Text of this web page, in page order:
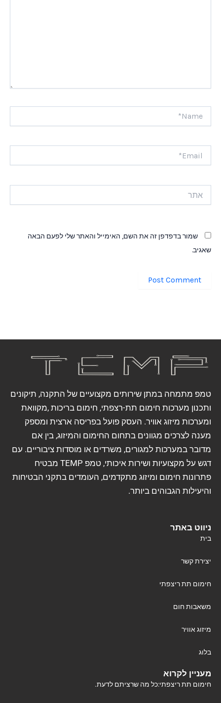
שמור בדפדפן זה את השם, האימייל והאתר שלי לפעם הבאה
שאגיב.
טמפ מתמחה במתן שירותים מקצועיים של התקנה, תיקונים
ותכנון מערכות חימום תת-רצפתי, חימום בריכות ,מקוואת
ומערכות מיזוג אוויר. העסק פועל בפריסה ארצית ומספק
מענה לצרכים מגוונים בתחום החימום והמיזוג, בין אם
מדובר במערכות למגורים, משרדים או מוסדות ציבוריים. עם
דגש על מקצועיות ושירות איכותי, טמפ TEMP מבטיח
פתרונות חימום ומיזוג מתקדמים, העומדים בתקני הבטיחות
והיעילות הגבוהים ביותר.
ניווט באתר
בית
יצירת קשר
חימום תת ריצפתי
משאבות חום
מיזוג אוויר
בלוג
מעניין לקרוא
חימום תת ריצפתי:כל מה שרציתם לדעת.